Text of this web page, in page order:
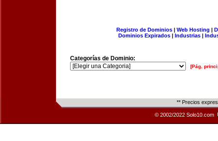
Registro de Dominios| Web Hosting |
Dominios Expirados | Industrias |
Categorías de Dominio:
[Pág.
** Precios
© 2002/2022 Solo10.com